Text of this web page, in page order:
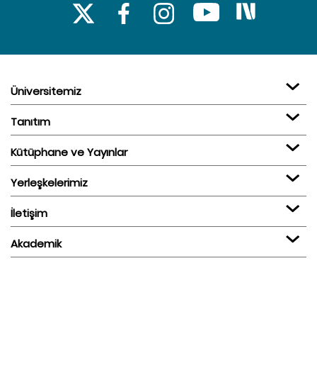
Üniversitemiz
Tanıtım
Kütüphane ve Yayınlar
Yerleşkelerimiz
İletişim
Akademik